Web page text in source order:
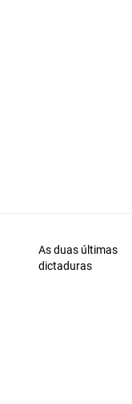
As duas últimas
dictaduras